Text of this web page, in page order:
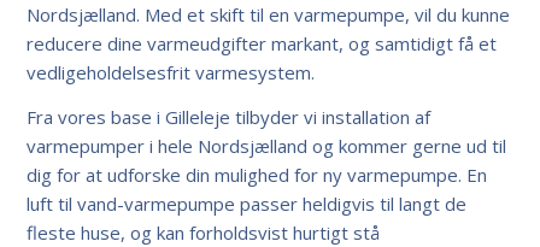
Nordsjælland. Med et skift til en varmepumpe, vil du kunne
reducere dine varmeudgifter markant, og samtidigt få et
vedligeholdelsesfrit varmesystem.
Fra vores base i Gilleleje tilbyder vi installation af
varmepumper i hele Nordsjælland og kommer gerne ud til
dig for at udforske din mulighed for ny varmepumpe. En
luft til vand-varmepumpe passer heldigvis til langt de
fleste huse, og kan forholdsvist hurtigt stå